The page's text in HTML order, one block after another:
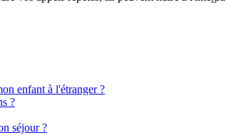
enfant à l'étranger ?
?
séjour ?